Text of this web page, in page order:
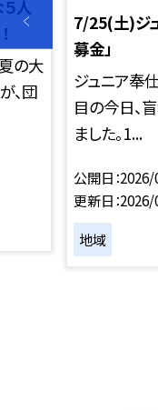
人
夏の大
、団
7/25(土)ジ
募金」
ジュニア奉
目の今日、
ました。1...
公開日
更新日
地域